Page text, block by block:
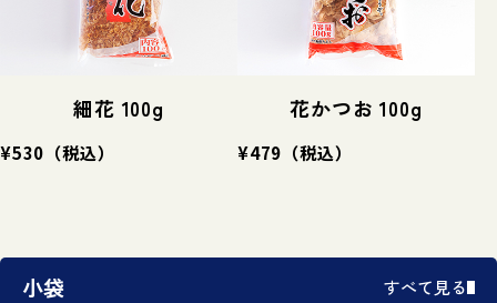
細花 100g
¥530 （税込）
花かつお 100g
¥479 （税込）
小袋 すべて見る